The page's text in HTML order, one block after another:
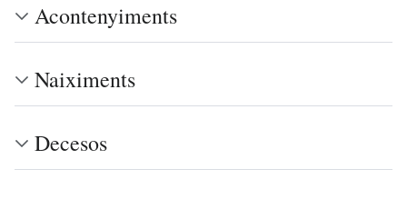
Acontenyiments
Naiximents
Decesos